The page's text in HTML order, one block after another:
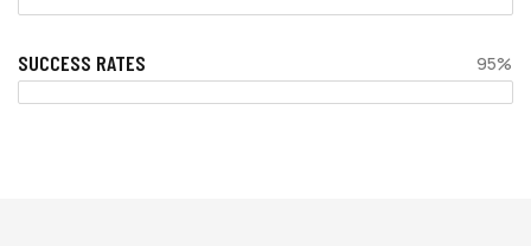
SUCCESS RATES 95%